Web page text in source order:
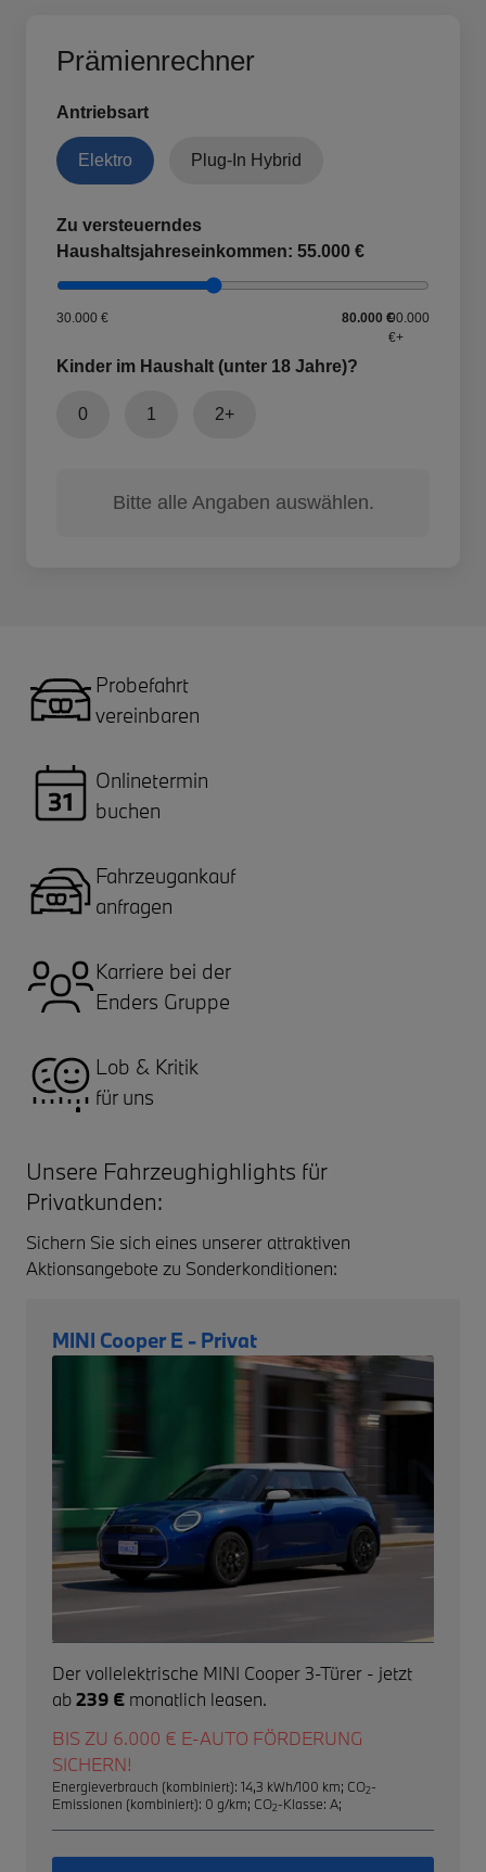
Prämienrechner
Antriebsart
Elektro Plug-In Hybrid
Zu versteuerndes
Haushaltsjahreseinkommen: 55.000 €
30.000 € 80.000 €90.000
€+
Kinder im Haushalt (unter 18 Jahre)?
0 1 2+
Bitte alle Angaben auswählen.
Probefahrt
vereinbaren
Onlinetermin
buchen
Fahrzeugankauf
anfragen
Karriere bei der
Enders Gruppe
Lob & Kritik
für uns
Unsere Fahrzeughighlights für
Privatkunden:
Sichern Sie sich eines unserer attraktiven
Aktionsangebote zu Sonderkonditionen:
MINI Cooper E - Privat
Der vollelektrische MINI Cooper 3-Türer - jetzt
ab239 € monatlich leasen.
BIS ZU 6.000 € E-AUTO FÖRDERUNG
SICHERN!
Energieverbrauch (kombiniert): 14,3 kWh/100 km; CO2-
Emissionen (kombiniert): 0 g/km; CO2-Klasse: A;